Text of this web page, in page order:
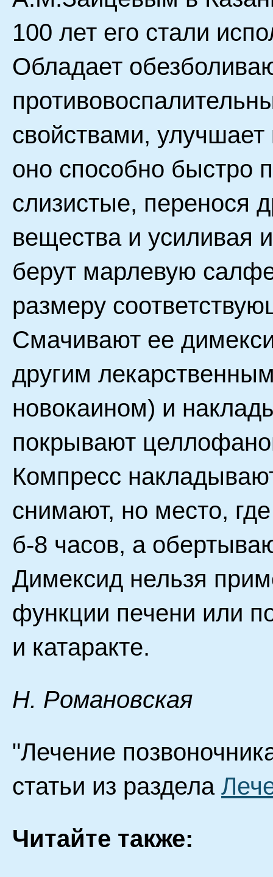
100 лет его стали
Обладает
свойствами,
оно способно быстро
слизистые, перенося
вещества и усиливая
берут марлевую
размеру
Смачивают ее
другим
новокаином) и
покрывают
Компресс
снимают, но место,
б-8 часов, а
Димексид нельзя
функции печени или
и катаракте.
H. Poмaнoвcкaя
"Лечение
статьи из раздела
Читайте также: